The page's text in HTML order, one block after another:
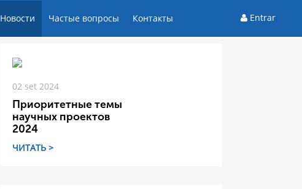
Новости Частые вопросы Контакты Entrar
02 set 2024
Приоритетные темы
научных проектов
2024
ЧИТАТЬ >